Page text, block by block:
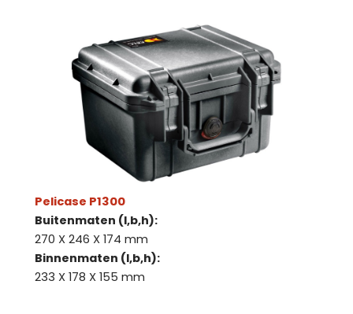
Pelicase P1300
Buitenmaten (l,b,h):
270 X 246 X 174 mm
Binnenmaten (l,b,h):
233 X 178 X 155 mm